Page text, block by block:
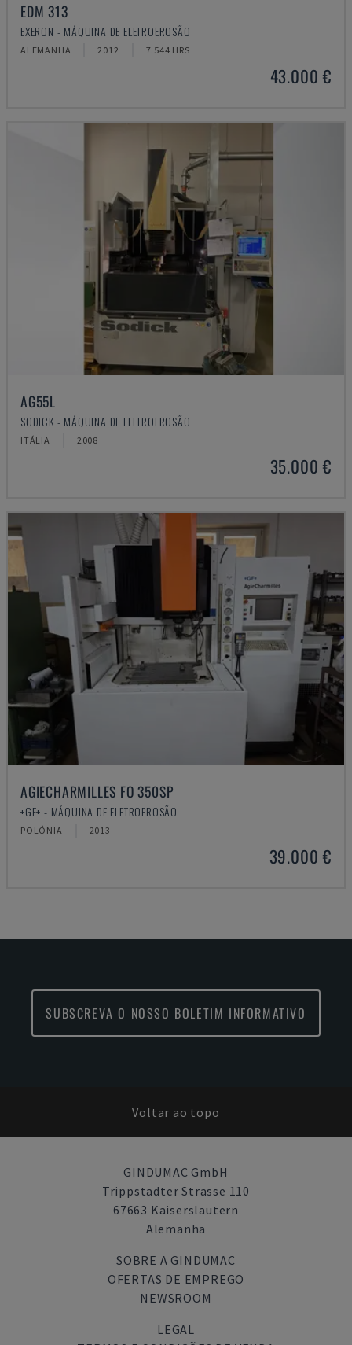
EDM 313
EXERON - MÁQUINA DE ELETROEROSÃO
ALEMANHA 2012 7.544 HRS
43.000 €
AG55L
SODICK - MÁQUINA DE ELETROEROSÃO
ITÁLIA 2008
35.000 €
AGIECHARMILLES FO 350SP
+GF+ - MÁQUINA DE ELETROEROSÃO
POLÓNIA 2013
39.000 €
SUBSCREVA O NOSSO BOLETIM INFORMATIVO
Voltar ao topo
GINDUMAC GmbH
Trippstadter Strasse 110
67663 Kaiserslautern
Alemanha
SOBRE A GINDUMAC
OFERTAS DE EMPREGO
NEWSROOM
LEGAL